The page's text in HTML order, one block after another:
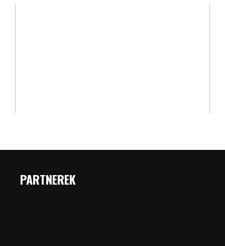
PARTNEREK